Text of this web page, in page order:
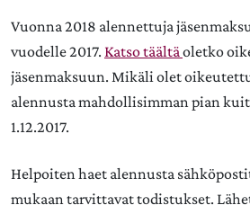
Vuonna 2018 alennettuja
vuodelle 2017. Katso täältäoletko
jäsenmaksuun. Mikäli olet
alennusta mahdollisimman pian
1.12.2017.
Helpoiten haet alennusta
mukaan tarvittavat todistukset.